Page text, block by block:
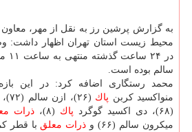
به گزارش پرشین رز به نقل از مهر،
محیط زیست استان تهران اظهار داشت:
سالم بوده است.
محمد رستگاری اضافه كرد: در این
منواكسید كربن پاك
(۶۸)، دی اكسید گوگرد
پاك (۸)، ذرات
میكرون سالم (۶۶) و
ذرات معلق